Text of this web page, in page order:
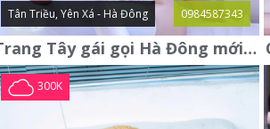
Tân Triều, Yên Xá - Hà Đông 0984587343
Trang Tây gái gọi Hà Đông mới xác thực
300K